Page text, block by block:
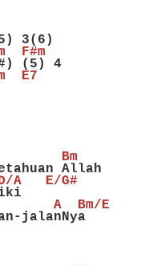
3(6)
F#m
(5) 4
E7
Bm
Allah
A   E/G#
A  Bm/E
jalanNya